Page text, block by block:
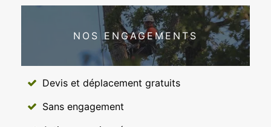
NOS ENGAGEMENTS
Devis et déplacement gratuits
Sans engagement